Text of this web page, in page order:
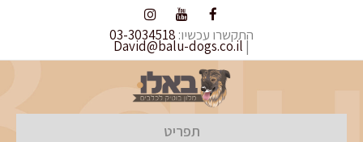
התקשרו עכשיו: 03-3034518
|
David@balu-dogs.co.il
תפריט